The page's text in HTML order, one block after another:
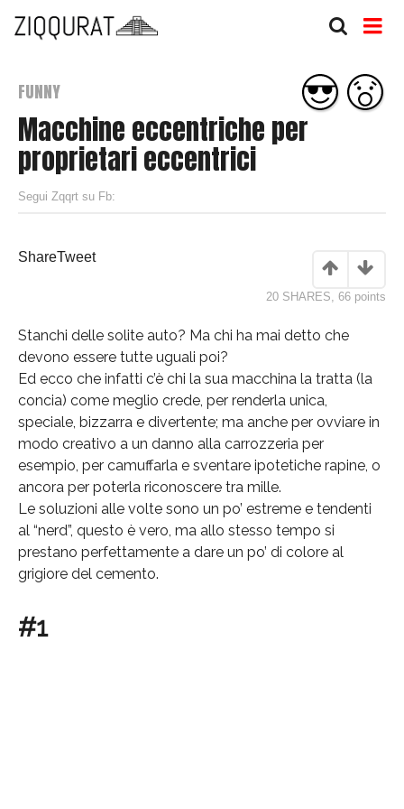
FUNNY
Macchine eccentriche per
proprietari eccentrici
Segui Zqqrt su Fb:
ShareTweet
20 SHARES, 66 points
Stanchi delle solite auto? Ma chi ha mai detto che
devono essere tutte uguali poi?
Ed ecco che infatti c’è chi la sua macchina la tratta (la
concia) come meglio crede, per renderla unica,
speciale, bizzarra e divertente; ma anche per ovviare in
modo creativo a un danno alla carrozzeria per
esempio, per camuffarla e sventare ipotetiche rapine, o
ancora per poterla riconoscere tra mille.
Le soluzioni alle volte sono un po’ estreme e tendenti
al “nerd”, questo è vero, ma allo stesso tempo si
prestano perfettamente a dare un po’ di colore al
grigiore del cemento.
#1